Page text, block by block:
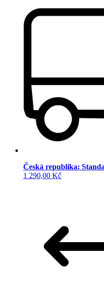
Česká republika:
1 290,00 Kč